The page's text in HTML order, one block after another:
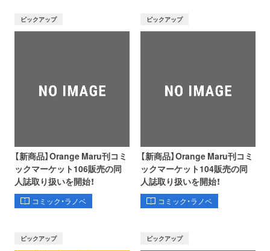
ピックアップ
【新商品】Orange Maru刊コミ
ックマーケット106販売の同
人誌取り扱いを開始！
コミック・ラノベ
ピックアップ
【新商品】Orange Maru刊コミ
ックマーケット104販売の同
人誌取り扱いを開始！
コミック・ラノベ
ピックアップ ピックアップ